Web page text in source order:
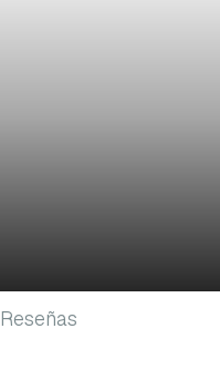
Reseñas